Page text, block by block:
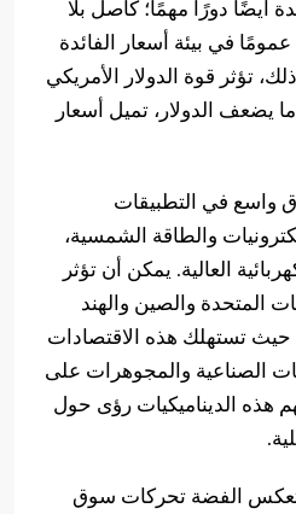
أيضًا دورًا مهمًا؛ كأصل بلا
في بيئة أسعار الفائدة
تؤثر قوة الدولار الأمريكي
يضعف الدولار، تميل أسعار
واسع في التطبيقات
والطاقة الشمسية،
العالية. يمكن أن تؤثر
المتحدة والصين والهند
حيث تستهلك هذه الاقتصادات
الصناعية والمجوهرات على
هذه الديناميكيات رؤى حول
تعكس الفضة تحركات سوق